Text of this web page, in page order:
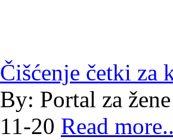
Čišćenje četki za
By: Portal za žene
11-20 Read